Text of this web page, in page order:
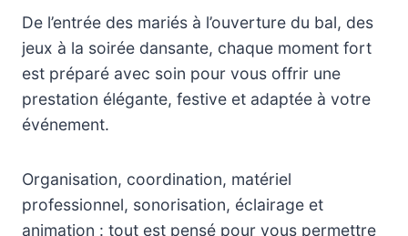
De l’entrée des mariés à l’ouverture du bal, des
jeux à la soirée dansante, chaque moment fort
est préparé avec soin pour vous offrir une
prestation élégante, festive et adaptée à votre
événement.
Organisation, coordination, matériel
professionnel, sonorisation, éclairage et
animation : tout est pensé pour vous permettre